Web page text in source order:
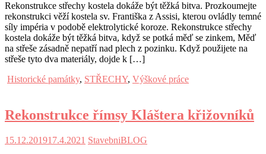
Rekonstrukce střechy kostela dokáže být těžká bitva. Prozkoumejte
rekonstrukci věží kostela sv. Františka z Assisi, kterou ovládly temné
síly impéria v podobě elektrolytické koroze. Rekonstrukce střechy
kostela dokáže být těžká bitva, když se potká měď se zinkem, Měď
na střeše zásadně nepatří nad plech z pozinku. Když použijete na
střeše tyto dva materiály, dojde k […]
Historické památky, STŘECHY, Výškové práce
Rekonstrukce římsy Kláštera křižovníků
15.12.201917.4.2021 StavebniBLOG